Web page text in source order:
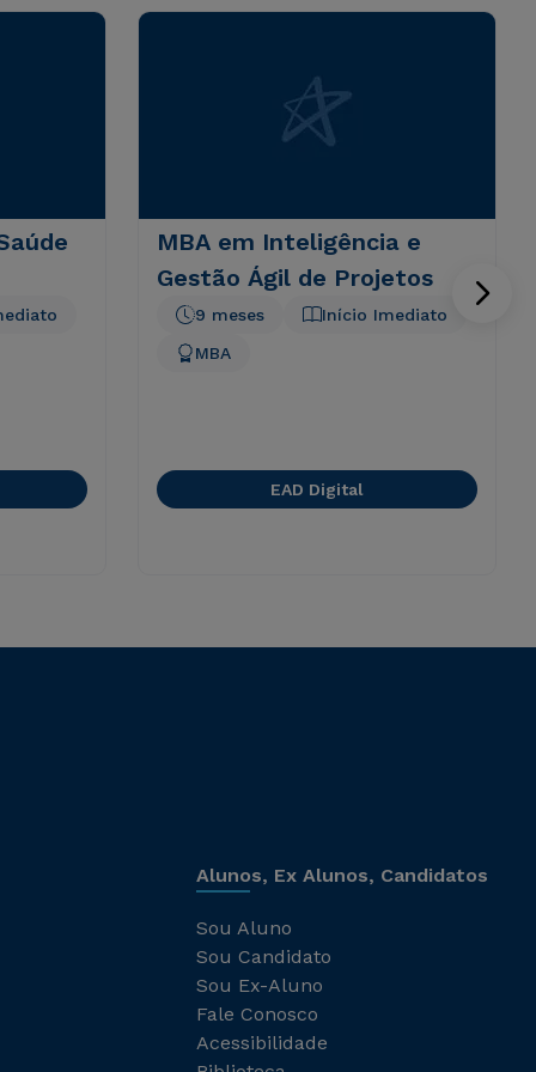
MBA em Inteligência e
Gestão Ágil de Projetos
Início Imediato
9 meses
MBA
EAD Digital
Alunos, Ex Alunos, Candidatos
Sou Aluno
Sou Candidato
Sou Ex-Aluno
Fale Conosco
Acessibilidade